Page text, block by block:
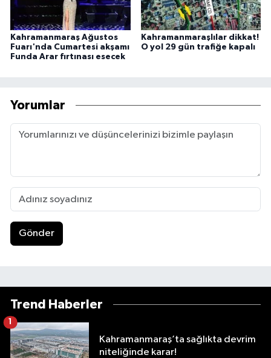
Kahramanmaraş Ağustos
Fuarı'nda Cumartesi akşamı
Funda Arar fırtınası esecek
Kahramanmaraşlılar dikkat!
O yol 29 gün trafiğe kapalı
Yorumlar
Gönder
Trend Haberler
Kahramanmaraş’ta sağlıkta devrim
niteliğinde karar!
1